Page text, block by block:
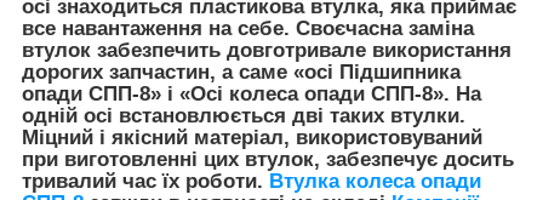
осі знаходиться пластикова втулка, яка приймає
все навантаження на себе. Своєчасна заміна
втулок забезпечить довготривале використання
дорогих запчастин, а саме «осі Підшипника
опади СПП-8» і «Осі колеса опади СПП-8». На
одній осі встановлюється дві таких втулки.
Міцний і якісний матеріал, використовуваний
при виготовленні цих втулок, забезпечує досить
тривалий час їх роботи. Втулка колеса опади